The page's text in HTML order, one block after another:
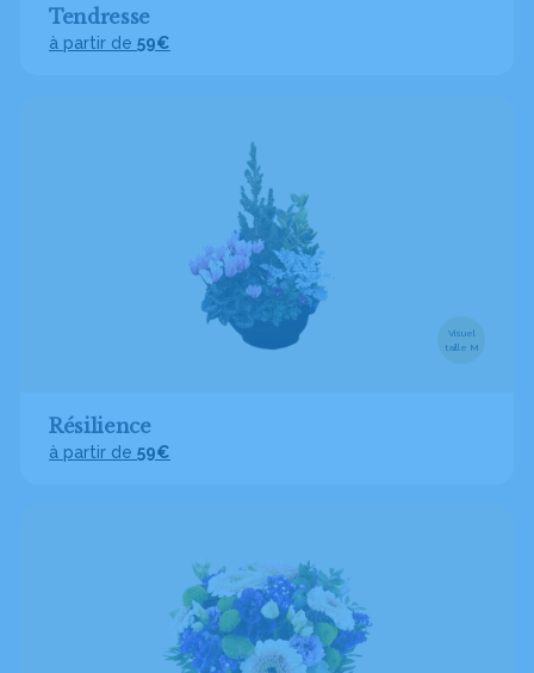
Tendresse
à partir de 59€
Visuel
taille M
Résilience
à partir de 59€